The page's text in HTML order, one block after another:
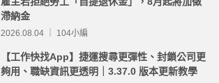
滯納金
2026.08.04 ｜ 104小編
【工作快找App】捷運搜尋更彈性、封鎖公司更
夠用、職缺資訊更透明｜3.37.0 版本更新教學